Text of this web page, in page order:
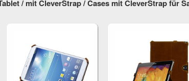
/ mit CleverStrap / Cases mit CleverStrap für